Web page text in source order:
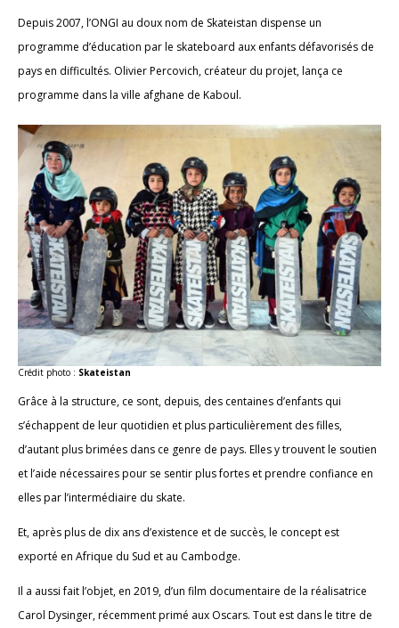
Depuis 2007, l’ONGI au doux nom de Skateistan dispense un
programme d’éducation par le skateboard aux enfants défavorisés de
pays en difficultés. Olivier Percovich, créateur du projet, lança ce
programme dans la ville afghane de Kaboul.
Crédit photo : Skateistan
Grâce à la structure, ce sont, depuis, des centaines d’enfants qui
s’échappent de leur quotidien et plus particulièrement des filles,
d’autant plus brimées dans ce genre de pays. Elles y trouvent le soutien
et l’aide nécessaires pour se sentir plus fortes et prendre confiance en
elles par l’intermédiaire du skate.
Et, après plus de dix ans d’existence et de succès, le concept est
exporté en Afrique du Sud et au Cambodge.
Il a aussi fait l’objet, en 2019, d’un film documentaire de la réalisatrice
Carol Dysinger, récemment primé aux Oscars. Tout est dans le titre de